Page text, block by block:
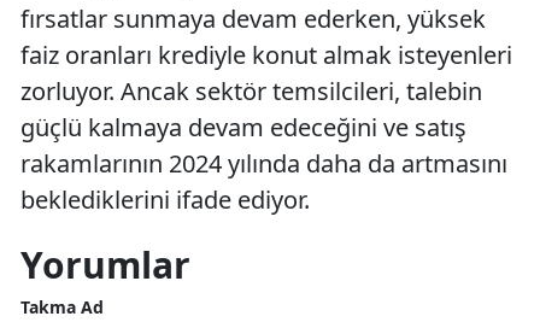
fırsatlar sunmaya devam ederken, yüksek
faiz oranları krediyle konut almak isteyenleri
zorluyor. Ancak sektör temsilcileri, talebin
güçlü kalmaya devam edeceğini ve satış
rakamlarının 2024 yılında daha da artmasını
beklediklerini ifade ediyor.
Yorumlar
Takma Ad